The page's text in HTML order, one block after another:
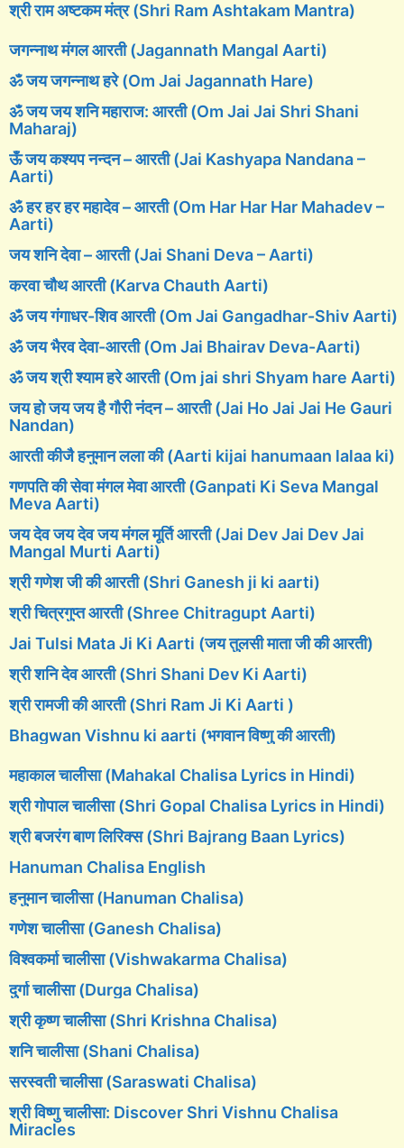
श्री राम अष्टकम मंत्र (Shri Ram Ashtakam Mantra)
जगन्नाथ मंगल आरती (Jagannath Mangal Aarti)
ॐ जय जगन्नाथ हरे (Om Jai Jagannath Hare)
ॐ जय जय शनि महाराज: आरती (Om Jai Jai Shri Shani
Maharaj)
ऊँ जय कश्यप नन्दन – आरती (Jai Kashyapa Nandana –
Aarti)
ॐ हर हर हर महादेव – आरती (Om Har Har Har Mahadev –
Aarti)
जय शनि देवा – आरती (Jai Shani Deva – Aarti)
करवा चौथ आरती (Karva Chauth Aarti)
ॐ जय गंगाधर-शिव आरती (Om Jai Gangadhar-Shiv Aarti)
ॐ जय भैरव देवा-आरती (Om Jai Bhairav Deva-Aarti)
ॐ जय श्री श्याम हरे आरती (Om jai shri Shyam hare Aarti)
जय हो जय जय है गौरी नंदन – आरती (Jai Ho Jai Jai He Gauri
Nandan)
आरती कीजै हनुमान लला की (Aarti kijai hanumaan lalaa ki)
गणपति की सेवा मंगल मेवा आरती (Ganpati Ki Seva Mangal
Meva Aarti)
जय देव जय देव जय मंगल मूर्ति आरती (Jai Dev Jai Dev Jai
Mangal Murti Aarti)
श्री गणेश जी की आरती (Shri Ganesh ji ki aarti)
श्री चित्रगुप्त आरती (Shree Chitragupt Aarti)
Jai Tulsi Mata Ji Ki Aarti (जय तुलसी माता जी की आरती)
श्री शनि देव आरती (Shri Shani Dev Ki Aarti)
श्री रामजी की आरती (Shri Ram Ji Ki Aarti )
Bhagwan Vishnu ki aarti (भगवान विष्णु की आरती)
महाकाल चालीसा (Mahakal Chalisa Lyrics in Hindi)
श्री गोपाल चालीसा (Shri Gopal Chalisa Lyrics in Hindi)
श्री बजरंग बाण लिरिक्स (Shri Bajrang Baan Lyrics)
Hanuman Chalisa English
हनुमान चालीसा (Hanuman Chalisa)
गणेश चालीसा (Ganesh Chalisa)
विश्वकर्मा चालीसा (Vishwakarma Chalisa)
दुर्गा चालीसा (Durga Chalisa)
श्री कृष्ण चालीसा (Shri Krishna Chalisa)
शनि चालीसा (Shani Chalisa)
सरस्वती चालीसा (Saraswati Chalisa)
श्री विष्णु चालीसा: Discover Shri Vishnu Chalisa
Miracles